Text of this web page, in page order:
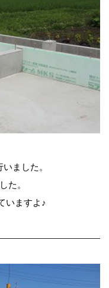
ました。
た。
いますよ♪